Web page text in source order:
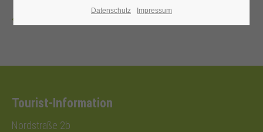
Tourist-Information
Nordstraße 2b
Datenschutz Impressum